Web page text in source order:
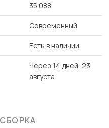
35.088
Современный
Есть в наличии
Через 14 дней, 23
августа
СБОРКА